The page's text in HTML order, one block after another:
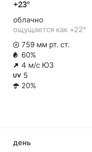
+23°
облачно
ощущается как +22°
759 мм рт. ст.
60%
4 м/с ЮЗ
5
20%
день